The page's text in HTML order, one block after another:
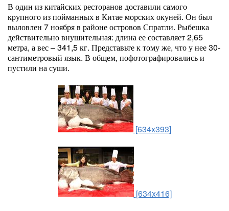
В один из китайских ресторанов доставили самого
крупного из пойманных в Китае морских окуней. Он был
выловлен 7 ноября в районе островов Спратли. Рыбешка
действительно внушительная: длина ее составляет 2,65
метра, а вес – 341,5 кг. Представьте к тому же, что у нее 30-
сантиметровый язык. В общем, пофотографировались и
пустили на суши.
[634x393]
[634x416]